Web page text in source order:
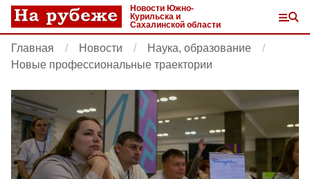
Новости Южно-
Курильска и
Сахалинской области
Главная Новости
Наука, образование
Новые профессиональные траектории